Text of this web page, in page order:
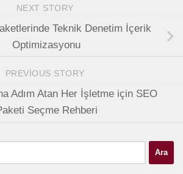
NEXT STORY
Teknik Denetim İçerik
Optimizasyonu
PREVIOUS STORY
Adım Atan Her İşletme için SEO
Seçme Rehberi